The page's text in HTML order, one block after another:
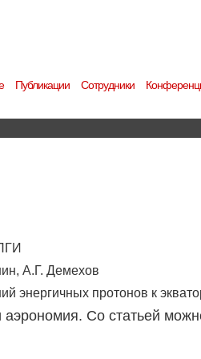
Публикации Сотрудники
А.Г. Демехов
энергичных протонов к
аэрономия. Со статьей